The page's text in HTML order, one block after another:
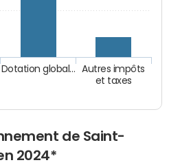
Autres impôts
et taxes
Dotation global…
de Saint-
2024*